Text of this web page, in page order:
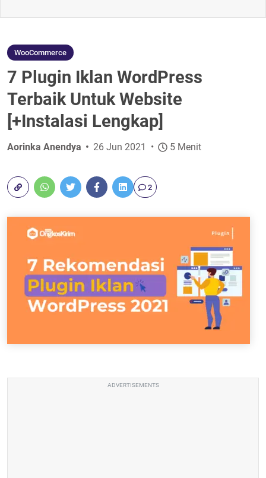
WooCommerce
7 Plugin Iklan WordPress
Terbaik Untuk Website
[+Instalasi Lengkap]
Aorinka Anendya 26 Jun 2021 5 Menit
2
ADVERTISEMENTS